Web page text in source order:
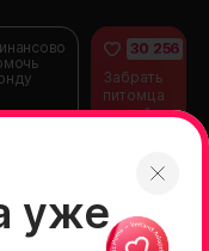
30 256
Забрать
питомца
домой
уже